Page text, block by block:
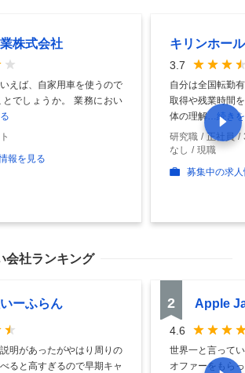
株式会社
えば、自家用車を使うので
でしょうか。 業務におい
報を見る
キリンホー
3.7
自分は全国転勤
取得や残業時間
体の理解…続き
研究職
正社員
なし
現職
募集中の求
会社ランキング
ーふらん
明があったがやはり周りの
ると高すぎるので早期キャ
2 Apple
4.6
世界一と言って
オファーをもら